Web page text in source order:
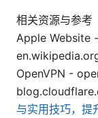
相关资源与参考
Apple Website
OpenVPN -
与实用技巧，提